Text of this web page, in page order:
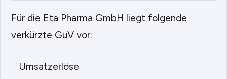
Für die Eta Pharma GmbH liegt folgende
verkürzte GuV vor:
Umsatzerlöse